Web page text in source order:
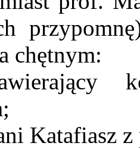
chętnym:
Katafiasz z